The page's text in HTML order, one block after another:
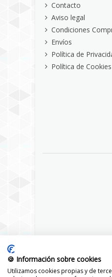
Contacto
Aviso legal
Condiciones
Envíos
Política de
Política de Cookies
🍪 Información sobre cookies
Utilizamos cookies propias y de